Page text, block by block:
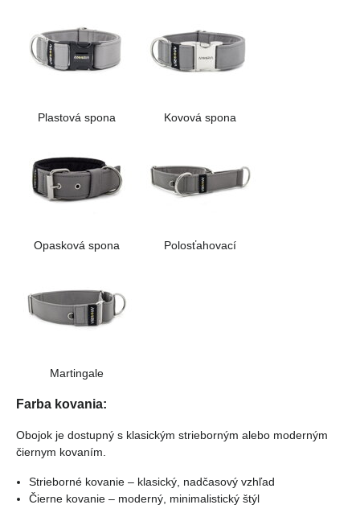
Plastová spona Kovová spona
Opasková spona Polosťahovací
Martingale
Farba kovania:
Obojok je dostupný s klasickým strieborným alebo moderným
čiernym kovaním.
Strieborné kovanie – klasický, nadčasový vzhľad
Čierne kovanie – moderný, minimalistický štýl